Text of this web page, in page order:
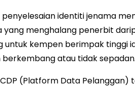
penyelesaian identiti jenama
yang menghalang penerbit
untuk kempen berimpak tinggi
atau tidak sepadan.
(Platform Data